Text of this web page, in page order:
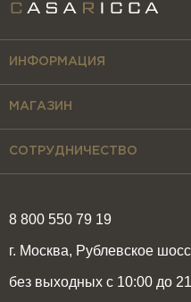
8 800 550 79 19
г. Москва, Рублевское
без выходных с 10:00 до
ИНФОРМАЦИЯ
МАГАЗИН
СОТРУДНИЧЕСТВО